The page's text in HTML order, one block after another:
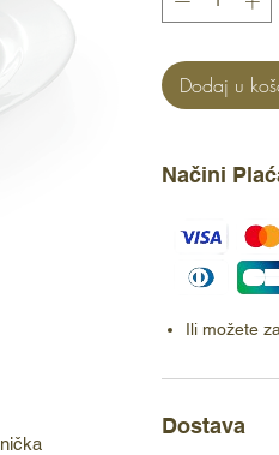
Dodaj u
Načini
Ili možete
Dostava